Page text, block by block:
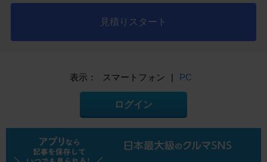
見積りスタート
表示： スマートフォン | PC
ログイン